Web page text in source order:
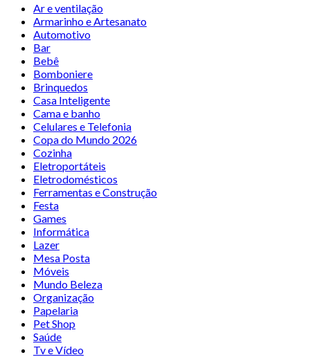
Ar e ventilação
Armarinho e Artesanato
Automotivo
Bar
Bebê
Bomboniere
Brinquedos
Casa Inteligente
Cama e banho
Celulares e Telefonia
Copa do Mundo 2026
Cozinha
Eletroportáteis
Eletrodomésticos
Ferramentas e Construção
Festa
Games
Informática
Lazer
Mesa Posta
Móveis
Mundo Beleza
Organização
Papelaria
Pet Shop
Saúde
Tv e Vídeo